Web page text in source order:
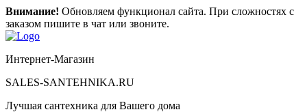
Внимание! Обновляем функционал сайта. При сложностях с
заказом пишите в чат или звоните.
Интернет-Магазин
SALES-SANTEHNIKA.RU
Лучшая сантехника для Вашего дома